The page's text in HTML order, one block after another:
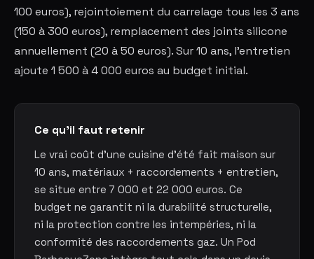
100 euros), rejointoiement du carrelage tous les 3 ans
(150 à 300 euros), remplacement des joints silicone
annuellement (20 à 50 euros). Sur 10 ans, l'entretien
ajoute 1 500 à 4 000 euros au budget initial.
Ce qu'il faut retenir
Le vrai coût d'une cuisine d'été fait maison sur
10 ans, matériaux + raccordements + entretien,
se situe entre 7 000 et 22 000 euros. Ce
budget ne garantit ni la durabilité structurelle,
ni la protection contre les intempéries, ni la
conformité des raccordements gaz. Un Pod